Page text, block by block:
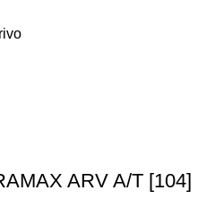
ARV A/T [104]